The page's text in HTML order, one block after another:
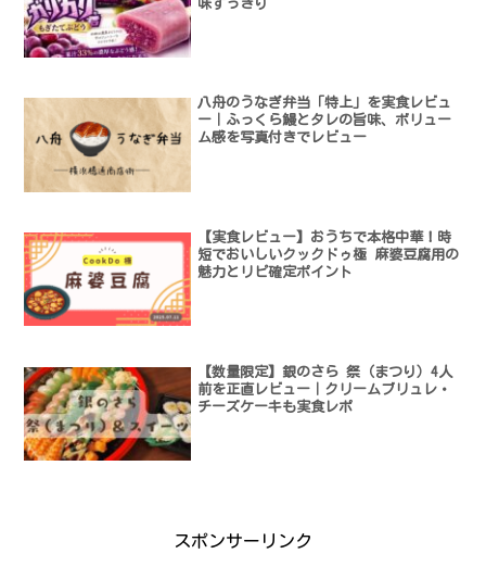
味すっきり
八舟のうなぎ弁当「特上」を実食レビュ
ー｜ふっくら鰻とタレの旨味、ボリュー
ム感を写真付きでレビュー
【実食レビュー】おうちで本格中華！時
短でおいしいクックドゥ極 麻婆豆腐用の
魅力とリピ確定ポイント
【数量限定】銀のさら 祭（まつり）4人
前を正直レビュー｜クリームブリュレ・
チーズケーキも実食レポ
スポンサーリンク